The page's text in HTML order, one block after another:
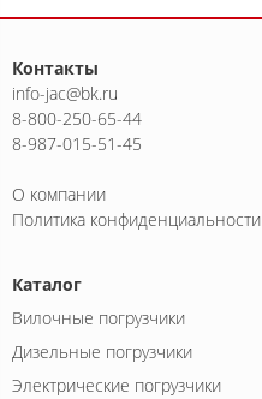
Контакты
info-jac@bk.ru
8-800-250-65-44
8-987-015-51-45
О компании
Политика конфиденциальности
Каталог
Вилочные погрузчики
Дизельные погрузчики
Электрические погрузчики